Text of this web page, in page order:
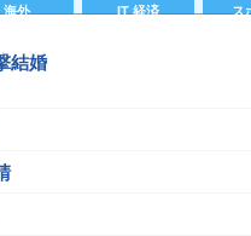
海外 IT 経済 ス
結婚